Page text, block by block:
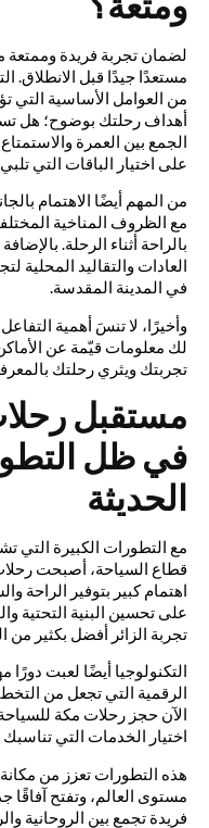
لضمان تجربة فريدة
مستعدًا جيدًا قبل الانطلاق.
من العوامل الأساسية التي
أهداف رحلتك بوضوح؛ هل
الجمع بين العمرة
على اختيار الباقات التي
من المهم أيضًا الاهتمام
مع الظروف المناخية
بالراحة أثناء الرحلة.
العادات والتقاليد المحلية
في المدينة المقدسة.
وأخيرًا، لا تنسَ أهمية
لك معلومات قيّمة عن
تجربتك ويثري رحلتك
مستقبل
في ظل
الحديثة
مع التطورات الكبيرة التي
قطاع السياحة، أصبحت
اهتمام كبير بتوفير الراحة
على تحسين البنية التحتية
تجربة الزائر أفضل بكثير من
التكنولوجيا أيضًا لعبت
الرقمية التي تجعل من
الآن حجز رحلات مكة
اختيار الخدمات التي
هذه التطورات تعزز من
مستوى العالم، وتفتح آفاقًا
فريدة تجمع بين الروحانية